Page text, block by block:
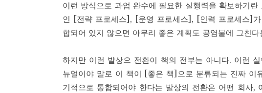
이런 방식으로 과업 완수에 필요한 실행력을 확보하기
인 [전략 프로세스], [운영 프로세스], [인력 프로세스]
합되어 있지 않으면 아무리 좋은 계획도 공염불에 그친
하지만 이런 발상으 전환이 책의 전부는 아니다. 이런
뉴얼이야 말로 이 책이 [좋은 책]으로 분류되는 진짜 이
기적으로 통합되어야 한다는 발상의 전환은 어떤 회사,